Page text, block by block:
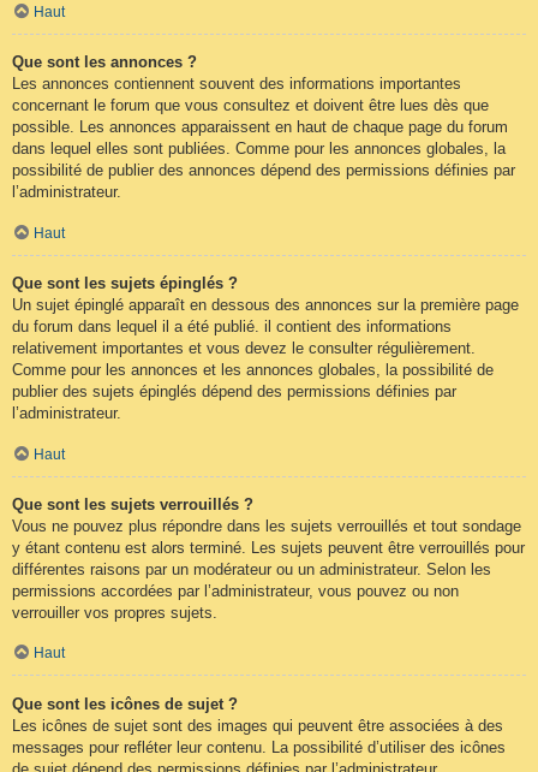
Haut
Que sont les annonces ?
Les annonces contiennent souvent des informations importantes
concernant le forum que vous consultez et doivent être lues dès que
possible. Les annonces apparaissent en haut de chaque page du forum
dans lequel elles sont publiées. Comme pour les annonces globales, la
possibilité de publier des annonces dépend des permissions définies par
l’administrateur.
Haut
Que sont les sujets épinglés ?
Un sujet épinglé apparaît en dessous des annonces sur la première page
du forum dans lequel il a été publié. il contient des informations
relativement importantes et vous devez le consulter régulièrement.
Comme pour les annonces et les annonces globales, la possibilité de
publier des sujets épinglés dépend des permissions définies par
l’administrateur.
Haut
Que sont les sujets verrouillés ?
Vous ne pouvez plus répondre dans les sujets verrouillés et tout sondage
y étant contenu est alors terminé. Les sujets peuvent être verrouillés pour
différentes raisons par un modérateur ou un administrateur. Selon les
permissions accordées par l’administrateur, vous pouvez ou non
verrouiller vos propres sujets.
Haut
Que sont les icônes de sujet ?
Les icônes de sujet sont des images qui peuvent être associées à des
messages pour refléter leur contenu. La possibilité d’utiliser des icônes